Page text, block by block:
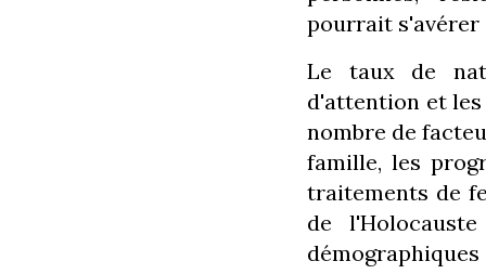
pourrait s'avérer
Le taux de
d'attention et
nombre de
famille, les
traitements de
de